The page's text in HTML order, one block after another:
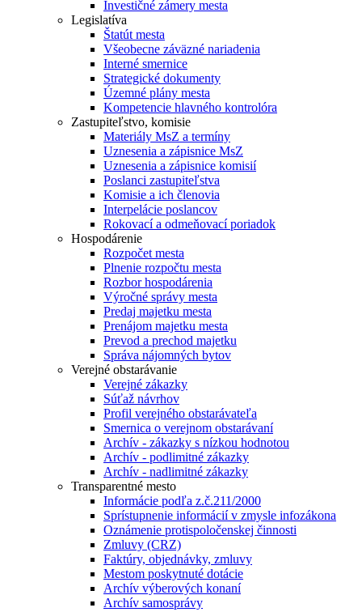
Investičné zámery mesta
Legislatíva
Štatút mesta
Všeobecne záväzné nariadenia
Interné smernice
Strategické dokumenty
Územné plány mesta
Kompetencie hlavného kontrolóra
Zastupiteľstvo, komisie
Materiály MsZ a termíny
Uznesenia a zápisnice MsZ
Uznesenia a zápisnice komisií
Poslanci zastupiteľstva
Komisie a ich členovia
Interpelácie poslancov
Rokovací a odmeňovací poriadok
Hospodárenie
Rozpočet mesta
Plnenie rozpočtu mesta
Rozbor hospodárenia
Výročné správy mesta
Predaj majetku mesta
Prenájom majetku mesta
Prevod a prechod majetku
Správa nájomných bytov
Verejné obstarávanie
Verejné zákazky
Súťaž návrhov
Profil verejného obstarávateľa
Smernica o verejnom obstarávaní
Archív - zákazky s nízkou hodnotou
Archív - podlimitné zákazky
Archív - nadlimitné zákazky
Transparentné mesto
Informácie podľa z.č.211/2000
Sprístupnenie informácií v zmysle infozákona
Oznámenie protispoločenskej činnosti
Zmluvy (CRZ)
Faktúry, objednávky, zmluvy
Mestom poskytnuté dotácie
Archív výberových konaní
Archív samosprávy